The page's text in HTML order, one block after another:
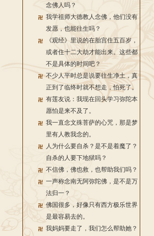
念佛人吗？
我学祖师大德教人念佛，他们没有
发愿，也能往生吗？
《观经》里说的在胎宫住五百岁，
或者住十二大劫才能出来。这些都
不是具体的时间吧？
不少人平时总是说要往生净土，真
正到了临终时就不想走，怕死了。
有莲友说：我现在回头学习弥陀本
愿怕是来不及了。
我一直念文殊菩萨的心咒，那是梦
里有人教我念的。
人为什么要自杀？是不是着魔了？
自杀的人要下地狱吗？
不信佛，佛也救，也帮助我们吗？
一声称念南无阿弥陀佛，是不是万
法归一？
佛国很多，好像只有西方极乐世界
是最容易去的。
我妈妈要走了，我们怎么帮助她？